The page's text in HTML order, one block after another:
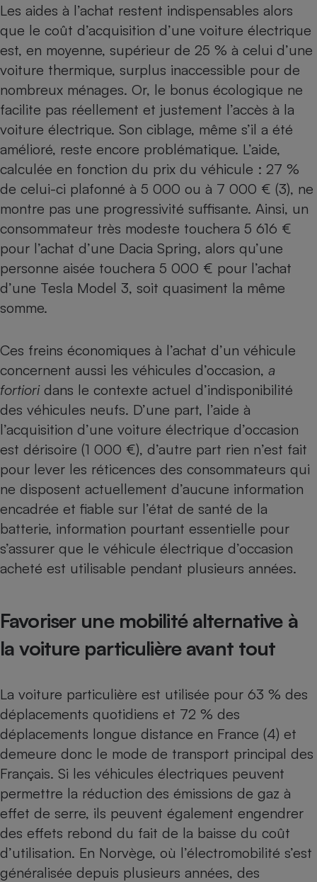
Les aides à l’achat restent indispensables alors
que le coût d’acquisition d’une voiture électrique
est, en moyenne, supérieur de 25 % à celui d’une
voiture thermique, surplus inaccessible pour de
nombreux ménages. Or, le bonus écologique ne
facilite pas réellement et justement l’accès à la
voiture électrique. Son ciblage, même s’il a été
amélioré, reste encore problématique. L’aide,
calculée en fonction du prix du véhicule : 27 %
de celui-ci plafonné à 5 000 ou à 7 000 € (3), ne
montre pas une progressivité suffisante. Ainsi, un
consommateur très modeste touchera 5 616 €
pour l’achat d’une Dacia Spring, alors qu’une
personne aisée touchera 5 000 € pour l’achat
d’une Tesla Model 3, soit quasiment la même
somme.
Ces freins économiques à l’achat d’un véhicule
concernent aussi les véhicules d’occasion, a
fortioridans le contexte actuel d’indisponibilité
des véhicules neufs. D’une part, l’aide à
l’acquisition d’une voiture électrique d’occasion
est dérisoire (1 000 €), d’autre part rien n’est fait
pour lever les réticences des consommateurs qui
ne disposent actuellement d’aucune information
encadrée et fiable sur l’état de santé de la
batterie, information pourtant essentielle pour
s’assurer que le véhicule électrique d’occasion
acheté est utilisable pendant plusieurs années.
Favoriser une mobilité alternative à
la voiture particulière avant tout
La voiture particulière est utilisée pour 63 % des
déplacements quotidiens et 72 % des
déplacements longue distance en France (4) et
demeure donc le mode de transport principal des
Français. Si les véhicules électriques peuvent
permettre la réduction des émissions de gaz à
effet de serre, ils peuvent également engendrer
des effets rebond du fait de la baisse du coût
d’utilisation. En Norvège, où l’électromobilité s’est
généralisée depuis plusieurs années, des